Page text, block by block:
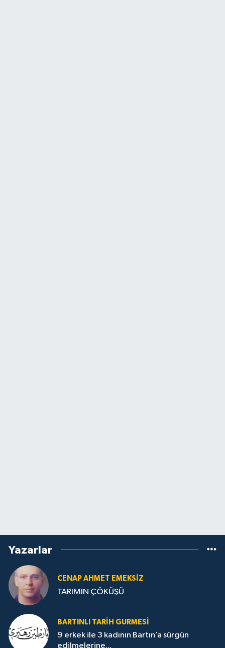
Yazarlar
CENAP AHMET EMEKSİZ
TARIMIN ÇÖKÜŞÜ
BARTINLI TARIH GURMESI
9 erkek ile 3 kadının Bartın’a sürgün
edilmelerine...